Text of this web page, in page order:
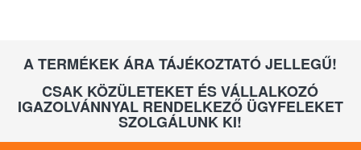
A TERMÉKEK ÁRA TÁJÉKOZTATÓ JELLEGŰ!
CSAK KÖZÜLETEKET ÉS VÁLLALKOZÓ
IGAZOLVÁNNYAL RENDELKEZŐ ÜGYFELEKET
SZOLGÁLUNK KI!